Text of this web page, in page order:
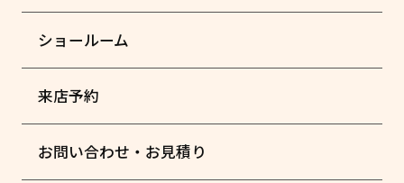
ショールーム
来店予約
お問い合わせ・お見積り